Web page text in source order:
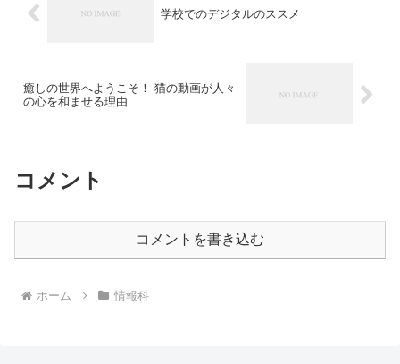
学校でのデジタルのススメ
癒しの世界へようこそ！ 猫の動画が人々
の心を和ませる理由
コメント
コメントを書き込む
ホーム 情報科